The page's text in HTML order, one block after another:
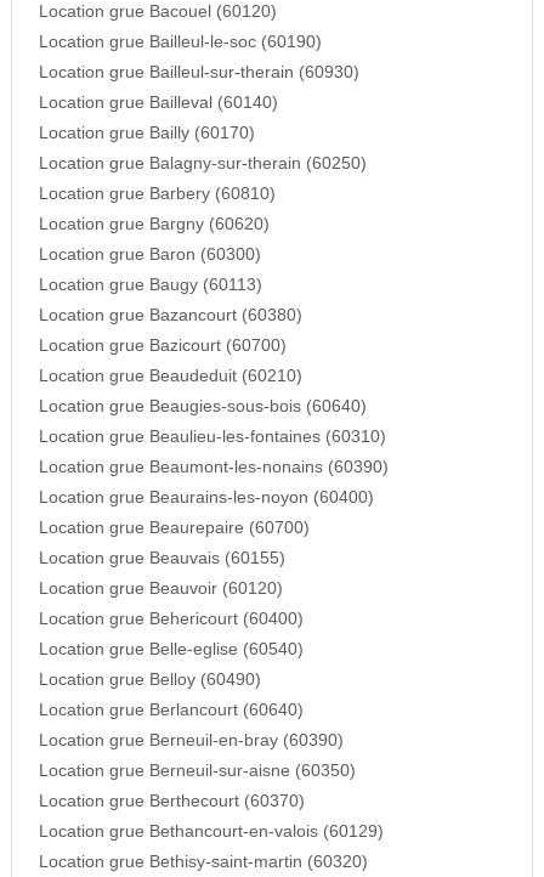
Location grue Bacouel (60120)
Location grue Bailleul-le-soc (60190)
Location grue Bailleul-sur-therain (60930)
Location grue Bailleval (60140)
Location grue Bailly (60170)
Location grue Balagny-sur-therain (60250)
Location grue Barbery (60810)
Location grue Bargny (60620)
Location grue Baron (60300)
Location grue Baugy (60113)
Location grue Bazancourt (60380)
Location grue Bazicourt (60700)
Location grue Beaudeduit (60210)
Location grue Beaugies-sous-bois (60640)
Location grue Beaulieu-les-fontaines (60310)
Location grue Beaumont-les-nonains (60390)
Location grue Beaurains-les-noyon (60400)
Location grue Beaurepaire (60700)
Location grue Beauvais (60155)
Location grue Beauvoir (60120)
Location grue Behericourt (60400)
Location grue Belle-eglise (60540)
Location grue Belloy (60490)
Location grue Berlancourt (60640)
Location grue Berneuil-en-bray (60390)
Location grue Berneuil-sur-aisne (60350)
Location grue Berthecourt (60370)
Location grue Bethancourt-en-valois (60129)
Location grue Bethisy-saint-martin (60320)